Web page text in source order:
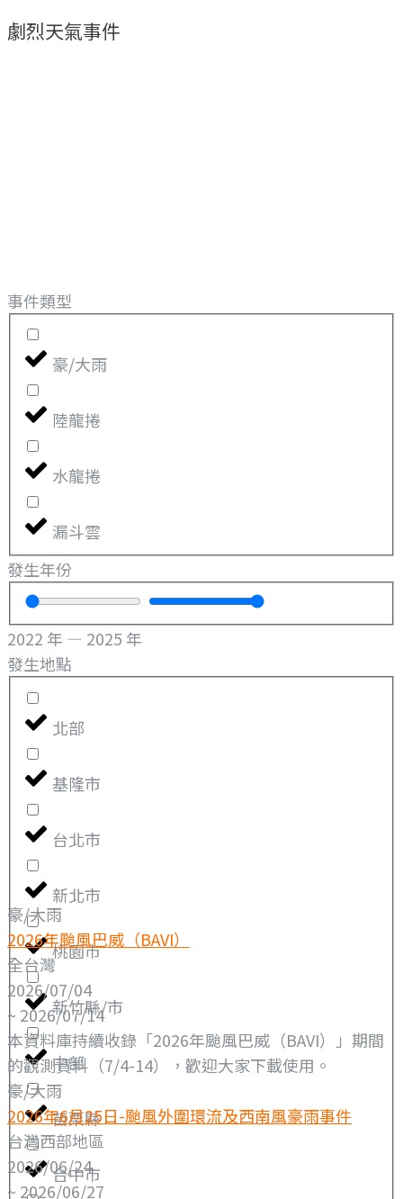
劇烈天氣事件
事件類型
豪/大雨
陸龍捲
水龍捲
漏斗雲
發生年份
2022 年 — 2025 年
發生地點
北部
基隆市
台北市
新北市
桃園市
新竹縣/市
中部
苗栗縣
台中市
豪/大雨
2026年颱風巴威（BAVI）
全台灣
2026/07/04
~ 2026/07/14
本資料庫持續收錄「2026年颱風巴威（BAVI）」期間
的觀測資料（7/4-14），歡迎大家下載使用。
豪/大雨
2026年6月25日-颱風外圍環流及西南風豪雨事件
台灣西部地區
2026/06/24
~ 2026/06/27